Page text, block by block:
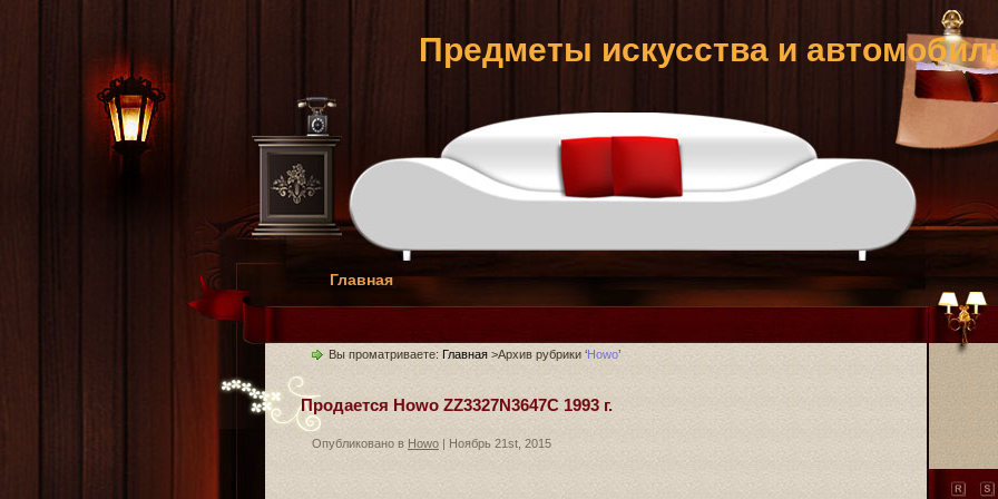
Предметы искусства и
Главная
Вы проматриваете: Главная >Архив рубрики ‘Howo’
Продается Howo ZZ3327N3647C 1993 г.
Опубликовано в Howo | Ноябрь 21st, 2015